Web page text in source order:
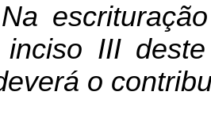
inciso III
o